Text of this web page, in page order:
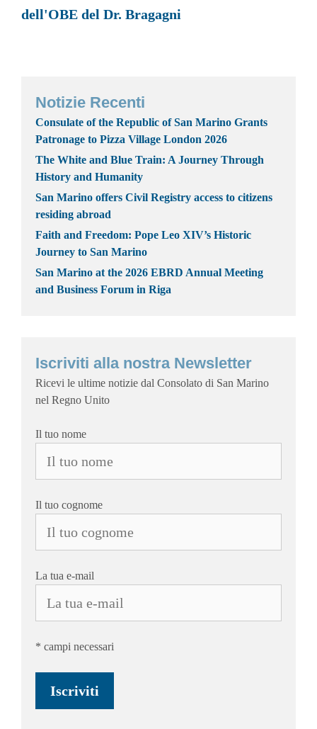
dell'OBE del Dr. Bragagni
Notizie Recenti
Consulate of the Republic of San Marino Grants
Patronage to Pizza Village London 2026
The White and Blue Train: A Journey Through
History and Humanity
San Marino offers Civil Registry access to citizens
residing abroad
Faith and Freedom: Pope Leo XIV’s Historic
Journey to San Marino
San Marino at the 2026 EBRD Annual Meeting
and Business Forum in Riga
Iscriviti alla nostra Newsletter
Ricevi le ultime notizie dal Consolato di San Marino
nel Regno Unito
Il tuo nome
Il tuo cognome
La tua e-mail
* campi necessari